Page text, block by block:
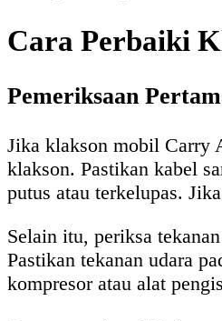
Cara Perbaiki
Pemeriksaan
Jika klakson mobil Carry
klakson. Pastikan kabel
putus atau terkelupas.
Selain itu, periksa
Pastikan tekanan udara
kompresor atau alat